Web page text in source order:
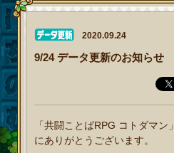
2020.09.24
9/24 データ更新のお知らせ
「共闘ことばRPG コトダマ
にありがとうございます。